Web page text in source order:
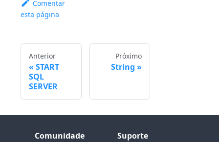
Comentar
esta página
Anterior
START
SQL
SERVER
Próximo
String
Comunidade Suporte